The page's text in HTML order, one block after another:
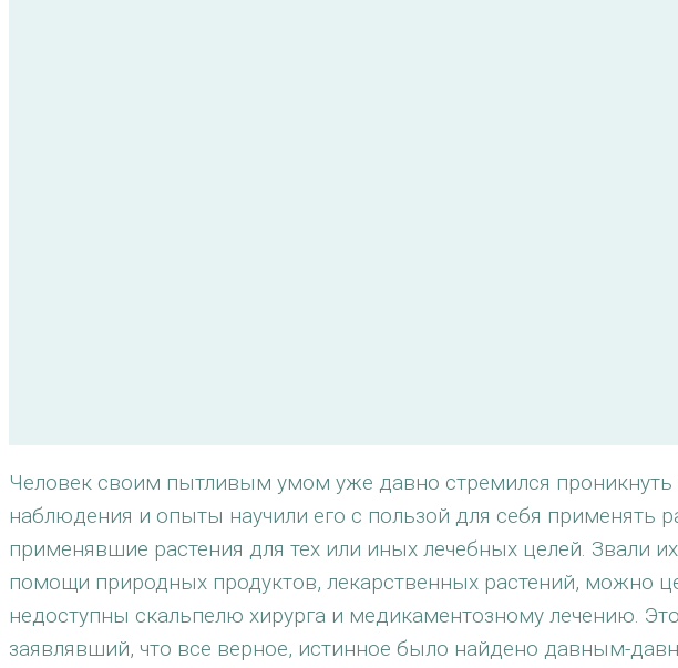
Человек своим пытливым умом уже давно стремился проникнуть
наблюдения и опыты научили его с пользой для себя применять
применявшие растения для тех или иных лечебных целей. Звали
помощи природных продуктов, лекарственных растений, можно
недоступны скальпелю хирурга и медикаментозному лечению.
заявлявший, что все верное, истинное было найдено давным-